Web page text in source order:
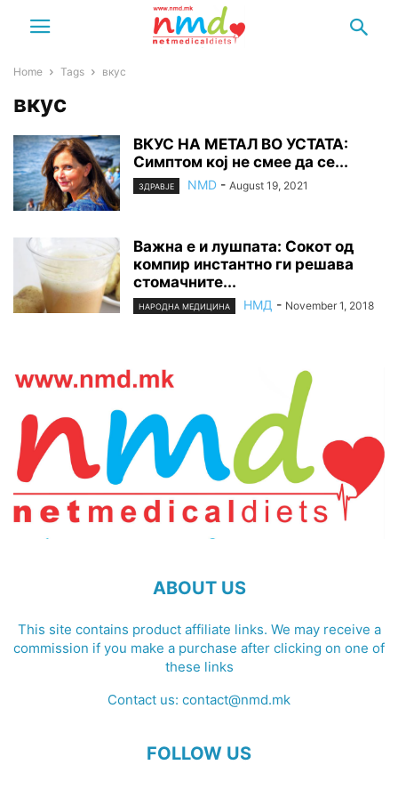
Home Tags вкус
вкус
ВКУС НА МЕТАЛ ВО УСТАТА:
Симптом кој не смее да се...
ЗДРАВЈЕ NMD - August 19, 2021
Важна е и лушпата: Сокот од
компир инстантно ги решава
стомачните...
НАРОДНА МЕДИЦИНА НМД - November 1, 2018
ABOUT US
This site contains product affiliate links. We may receive a
commission if you make a purchase after clicking on one of
these links
Contact us: contact@nmd.mk
FOLLOW US